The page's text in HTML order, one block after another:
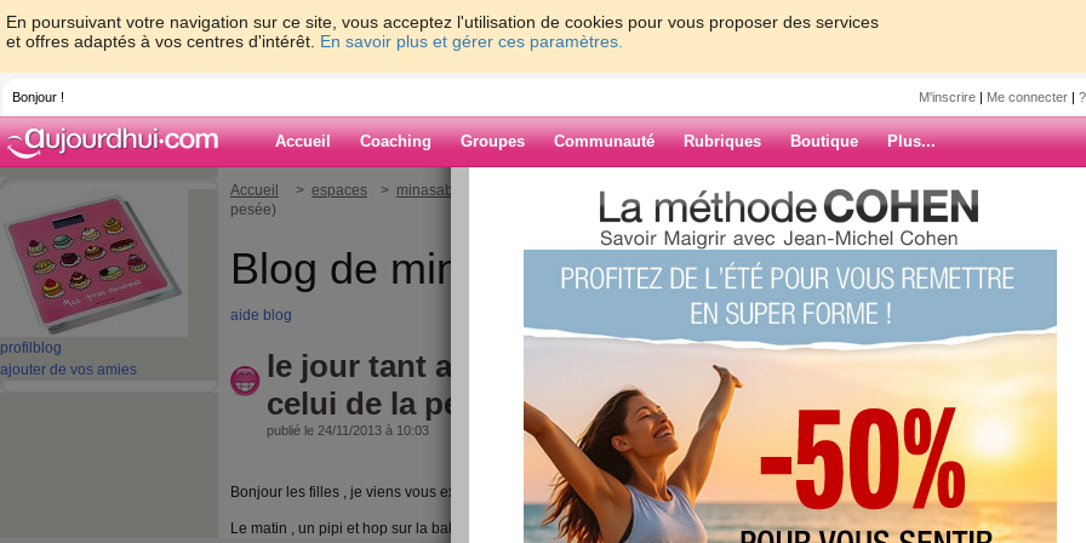
En poursuivant votre navigation sur ce site, vous acceptez l'utilisation de cookies pour vous proposer des services
et offres adaptés à vos centres d'intérêt. En savoir plus et gérer ces paramètres.
Bonjour ! M'inscrire | Me connecter |
Accueil Coaching Groupes Communauté Rubriques Boutique Plus...
profil blog
ajouter de vos amies
Accueil > espaces > minasab
> le jour tant attendu : samedi ( celui de la
pesée)
Blog de minasab
aide blog
le jour tant attendu : samedi (
celui de la pesée)
publié le 24/11/2013 à 10:03
Bonjour les filles , je viens vous expliquer un peu ma journée d hier .
Le matin , un pipi et hop sur la balance et :1,6kg en moins pour 5 jours , j étais trop
ARCHIVES